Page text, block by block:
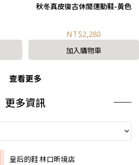
秋冬真皮復古休閒運動鞋-黃色
NT$2,280
加入購物車
查看更多
更多資訊
皇后的鞋 林口昕境店